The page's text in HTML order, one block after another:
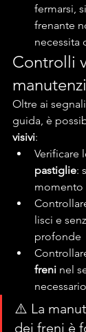
fermarsi,
frenante
necessita
Controlli
Oltre ai
guida, è
visivi:
Verificare
pastiglie:
momento
lisci e
profonde
freni nel
necessario
⚠️ La
dei freni è